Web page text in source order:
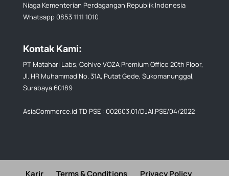
Niaga Kementerian Perdagangan Republik Indonesia
Whatsapp 0853 1111 1010
Kontak Kami:
PT Matahari Labs, Cohive VOZA Premium Office 20th Floor,
Jl. HR Muhammad No. 31A, Putat Gede, Sukomanunggal,
Surabaya 60189
AsiaCommerce.id TD PSE : 002603.01/DJAI.PSE/04/2022
Karir Terms & Conditions Privacy Policy